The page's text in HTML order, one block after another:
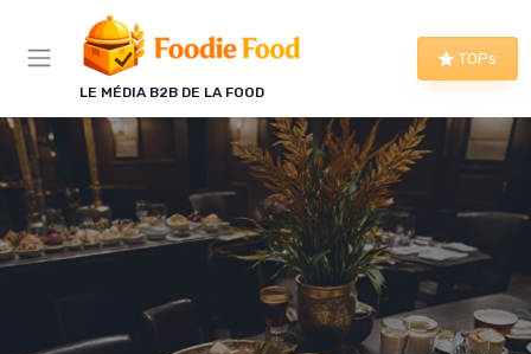
LE MÉDIA B2B DE LA FOOD
TOPs
Panneau de gestion des cookies